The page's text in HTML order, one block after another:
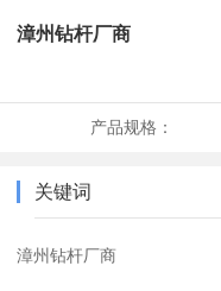
漳州钻杆厂商
产品规格：
关键词
漳州钻杆厂商